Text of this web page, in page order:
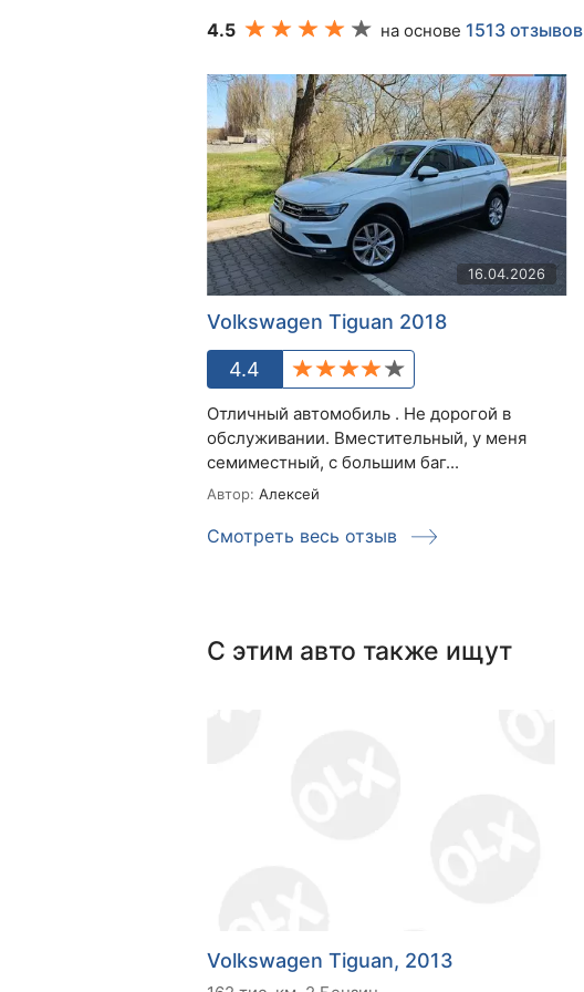
4.5 на основе 1513 отзывов
16.04.2026
Volkswagen Tiguan 2018
4.4
Отличный автомобиль . Не дорогой в
обслуживании. Вместительный, у меня
семиместный, с большим баг...
Автор: Алексей
Смотреть весь отзыв
С этим авто также ищут
Volkswagen Tiguan, 2013